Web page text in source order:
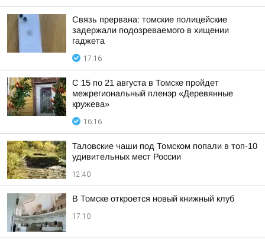
Связь прервана: томские полицейские
задержали подозреваемого в хищении
гаджета
17:16
С 15 по 21 августа в Томске пройдет
межрегиональный пленэр «Деревянные
кружева»
16:16
Таловские чаши под Томском попали в топ-10
удивительных мест России
12:40
В Томске откроется новый книжный клуб
17:10